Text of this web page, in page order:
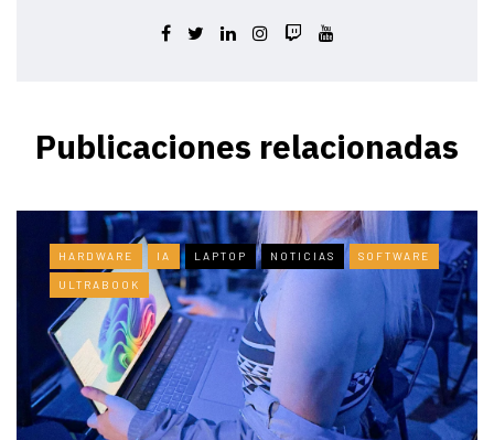
Publicaciones relacionadas
HARDWARE IA LAPTOP NOTICIAS SOFTWARE
ULTRABOOK